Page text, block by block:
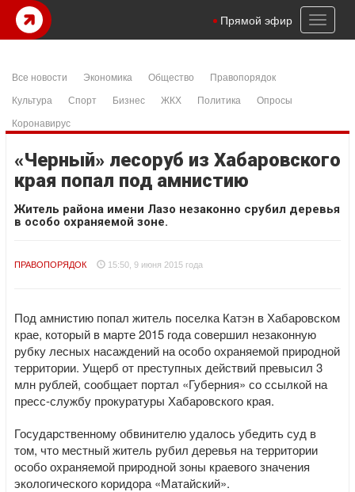
Toggle
Прямой эфир
Все новости Экономика Общество
Правопорядок
Культура
Спорт Бизнес ЖКХ Политика
Опросы
Коронавирус
«Черный» лесоруб из Хабаровского
края попал под амнистию
Житель района имени Лазо незаконно срубил деревья
в особо охраняемой зоне.
ПРАВОПОРЯДОК 15:50, 9 июня 2015 года
Под амнистию попал житель поселка Катэн в Хабаровском
крае, который в марте 2015 года совершил незаконную
рубку лесных насаждений на особо охраняемой природной
территории. Ущерб от преступных действий превысил 3
млн рублей, сообщает портал «Губерния» со ссылкой на
пресс-службу прокуратуры Хабаровского края.
Государственному обвинителю удалось убедить суд в
том, что местный житель рубил деревья на территории
особо охраняемой природной зоны краевого значения
экологического коридора «Матайский».